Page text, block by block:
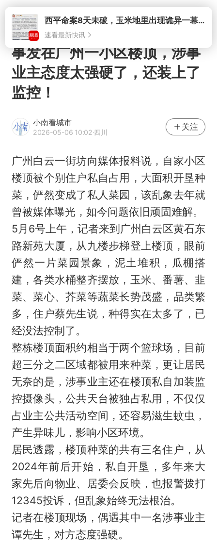
打开
事发在广州一小区楼顶，涉事
业主态度太强硬了，还装上了
监控！
小南看城市
2026-05-06 10:02·四川
关注
广州白云一街坊向媒体报料说，自家小区
楼顶被个别住户私自占用，大面积开垦种
菜，俨然变成了私人菜园，该乱象去年就
曾被媒体曝光，如今问题依旧顽固难解。
5月6号上午，记者来到广州白云区黄石东
路新苑大厦，从九楼步梯登上楼顶，眼前
俨然一片菜园景象，泥土堆积，瓜棚搭
建，各类水桶整齐摆放，玉米、番薯、韭
菜、菜心、芥菜等蔬菜长势茂盛，品类繁
多，住户蔡先生说，种得实在太多了，已
经没法控制了。
整栋楼顶面积约相当于两个篮球场，目前
超三分之二区域都被用来种菜，更让居民
无奈的是，涉事业主还在楼顶私自加装监
控摄像头，公共天台被独占私用，不仅仅
占业主公共活动空间，还容易滋生蚊虫，
产生异味儿，影响小区环境。
居民透露，楼顶种菜的共有三名住户，从
2024年前后开始，私自开垦，多年来大
家先后向物业、居委会反映，也报警拨打
12345投诉，但乱象始终无法根治。
记者在楼顶现场，偶遇其中一名涉事业主
谭先生，对方态度强硬。